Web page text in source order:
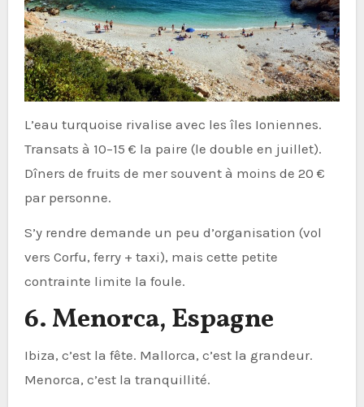
L’eau turquoise rivalise avec les îles Ioniennes.
Transats à 10–15 € la paire (le double en juillet).
Dîners de fruits de mer souvent à moins de 20 €
par personne.
S’y rendre demande un peu d’organisation (vol
vers Corfu, ferry + taxi), mais cette petite
contrainte limite la foule.
6. Menorca, Espagne
Ibiza, c’est la fête. Mallorca, c’est la grandeur.
Menorca, c’est la tranquillité.